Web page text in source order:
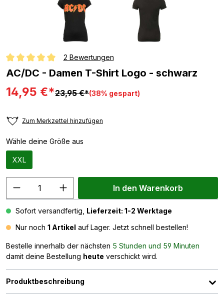
Durchschnittliche Bewertung von 5 von 5 Sternen
2 Bewertungen
AC/DC - Damen T-Shirt Logo - schwarz
14,95 €*23,95 €*(38% gespart)
Zum Merkzettel hinzufügen
Wähle deine Größe aus
XXL
In den Warenkorb
Sofort versandfertig, Lieferzeit: 1-2 Werktage
Nur noch 1 Artikel auf Lager. Jetzt schnell bestellen!
Bestelle innerhalb der nächsten 5 Stunden und 59 Minuten
damit deine Bestellung heute verschickt wird.
Produktbeschreibung